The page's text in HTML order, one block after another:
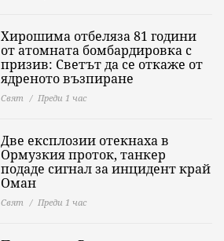
Хирошима отбеляза 81 години
от атомната бомбардировка с
призив: Светът да се откаже от
ядреното възпиране
Свят Преди 1 час
Две експлозии отекнаха в
Ормузкия проток, танкер
подаде сигнал за инцидент край
Оман
Свят Преди 1 час